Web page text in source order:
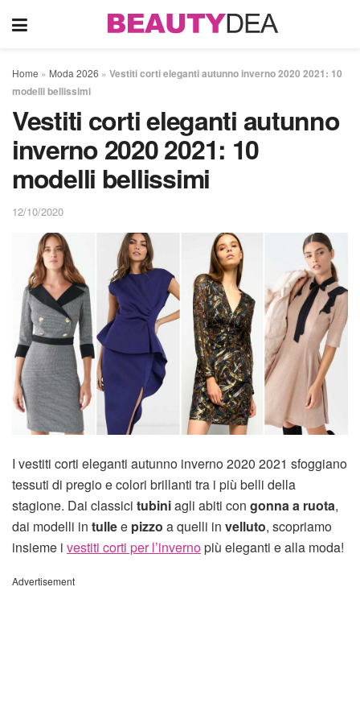
Home » Moda 2026 » Vestiti corti eleganti autunno inverno 2020 2021: 10
modelli bellissimi
Vestiti corti eleganti autunno
inverno 2020 2021: 10
modelli bellissimi
12/10/2020
I vestiti corti eleganti autunno inverno 2020 2021 sfoggiano
tessuti di pregio e colori brillanti tra i più belli della
stagione. Dai classici tubiniagli abiti con gonna a ruota,
dai modelli in tullee pizzo a quelli in velluto, scopriamo
insieme i vestiti corti per l’invernopiù eleganti e alla moda!
Advertisement